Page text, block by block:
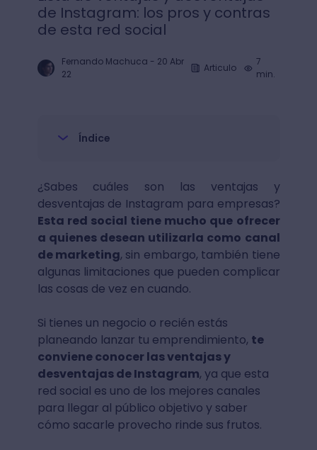
de Instagram: los pros y contras
de esta red social
Fernando Machuca - 20 Abr
22
Articulo
7
min.
Índice
¿Sabes cuáles son las ventajas y
desventajas de Instagram para empresas?
Esta red social tiene mucho que ofrecer
a quienes desean utilizarla como canal
de marketing, sin embargo, también tiene
algunas limitaciones que pueden complicar
las cosas de vez en cuando.
Si tienes un negocio o recién estás
planeando lanzar tu emprendimiento, te
conviene conocer las ventajas y
desventajas de Instagram, ya que esta
red social es uno de los mejores canales
para llegar al público objetivo y saber
cómo sacarle provecho rinde sus frutos.